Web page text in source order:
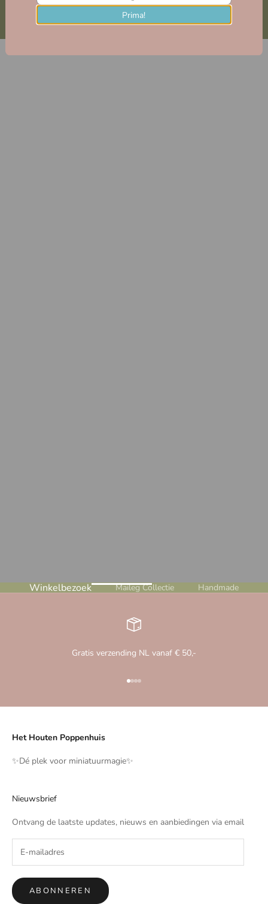
Winkelbezoek Maileg Collectie Handmade
Gratis verzending NL vanaf € 50,-
Naar artikel 1
Naar artikel 2
Naar artikel 3
Naar artikel 4
Het Houten Poppenhuis
✨️Dé plek voor miniatuurmagie✨️
Nieuwsbrief
Ontvang de laatste updates, nieuws en aanbiedingen via email
ABONNEREN